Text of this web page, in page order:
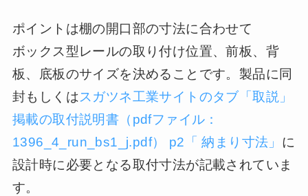
ポイントは棚の開口部の寸法に合わせて
ボックス型レールの取り付け位置、前板、背
板、底板のサイズを決めることです。製品に同
封もしくはスガツネ工業サイトのタブ「取説」
掲載の取付説明書（pdfファイル：
1396_4_run_bs1_j.pdf） p2「 納まり寸法」 に
設計時に必要となる取付寸法が記載されていま
す。